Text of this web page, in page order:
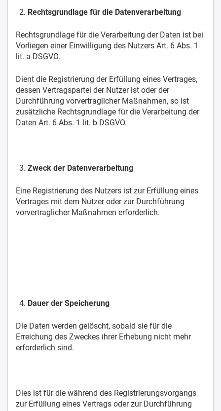
Rechtsgrundlage für die Datenverarbeitung
Rechtsgrundlage für die Verarbeitung der Daten ist bei
Vorliegen einer Einwilligung des Nutzers Art. 6 Abs. 1
lit. a DSGVO.
Dient die Registrierung der Erfüllung eines Vertrages,
dessen Vertragspartei der Nutzer ist oder der
Durchführung vorvertraglicher Maßnahmen, so ist
zusätzliche Rechtsgrundlage für die Verarbeitung der
Daten Art. 6 Abs. 1 lit. b DSGVO.
Zweck der Datenverarbeitung
Eine Registrierung des Nutzers ist zur Erfüllung eines
Vertrages mit dem Nutzer oder zur Durchführung
vorvertraglicher Maßnahmen erforderlich.
Dauer der Speicherung
Die Daten werden gelöscht, sobald sie für die
Erreichung des Zweckes ihrer Erhebung nicht mehr
erforderlich sind.
Dies ist für die während des Registrierungsvorgangs
zur Erfüllung eines Vertrags oder zur Durchführung